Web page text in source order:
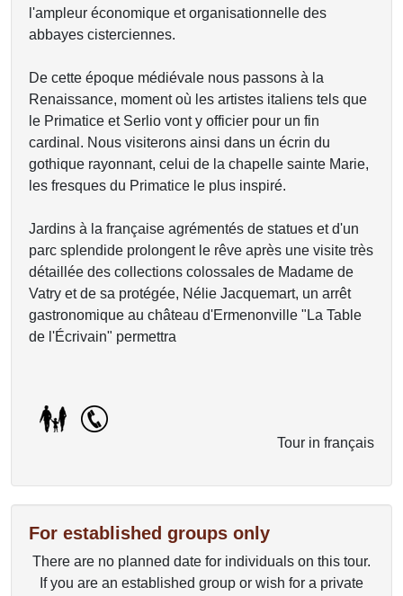
l'ampleur économique et organisationnelle des
abbayes cisterciennes.
De cette époque médiévale nous passons à la
Renaissance, moment où les artistes italiens tels que
le Primatice et Serlio vont y officier pour un fin
cardinal. Nous visiterons ainsi dans un écrin du
gothique rayonnant, celui de la chapelle sainte Marie,
les fresques du Primatice le plus inspiré.
Jardins à la française agrémentés de statues et d'un
parc splendide prolongent le rêve après une visite très
détaillée des collections colossales de Madame de
Vatry et de sa protégée, Nélie Jacquemart, un arrêt
gastronomique au château d'Ermenonville "La Table
de l'Écrivain" permettra
Tour in français
For established groups only
There are no planned date for individuals on this tour.
If you are an established group or wish for a private